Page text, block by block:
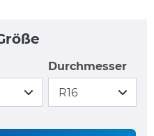
Durchmesser